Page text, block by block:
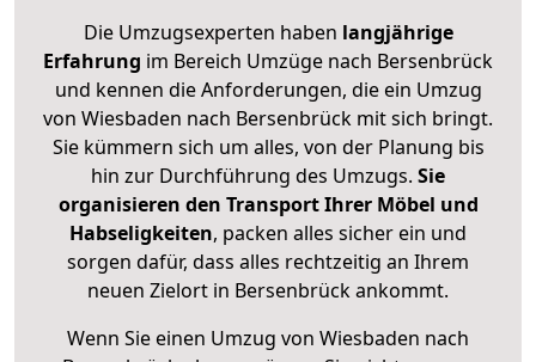
Die Umzugsexperten haben langjährige
Erfahrung im Bereich Umzüge nach Bersenbrück
und kennen die Anforderungen, die ein Umzug
von Wiesbaden nach Bersenbrück mit sich bringt.
Sie kümmern sich um alles, von der Planung bis
hin zur Durchführung des Umzugs. Sie
organisieren den Transport Ihrer Möbel und
Habseligkeiten, packen alles sicher ein und
sorgen dafür, dass alles rechtzeitig an Ihrem
neuen Zielort in Bersenbrück ankommt.
Wenn Sie einen Umzug von Wiesbaden nach